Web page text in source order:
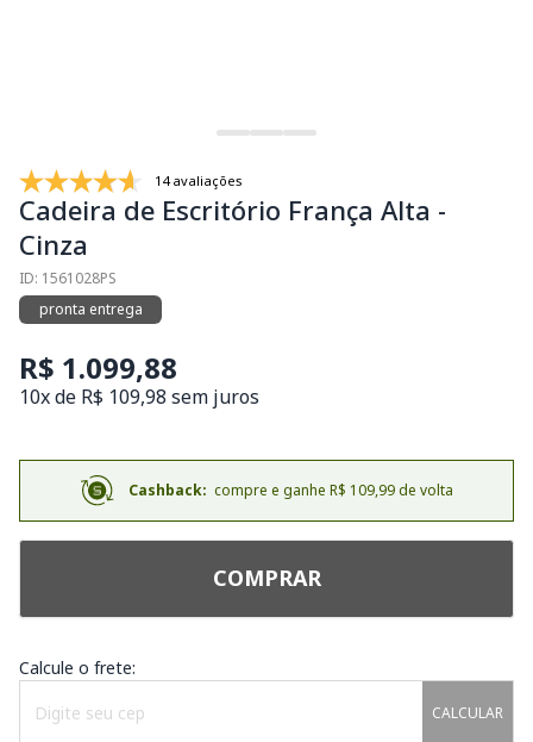
14 avaliações
Cadeira de Escritório França Alta -
Cinza
ID: 1561028PS
pronta entrega
R$ 1.099,88
10x de R$ 109,98 sem juros
Cashback: compre e ganhe R$ 109,99 de volta
COMPRAR
Calcule o frete:
CALCULAR